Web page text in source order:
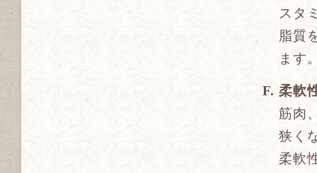
スタ
脂質
ます
柔軟
筋肉
狭く
柔軟